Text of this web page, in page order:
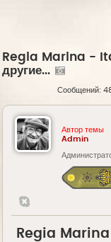
Regia Marina -
другие...
Сообщений:
Автор темы
Admin
Regia